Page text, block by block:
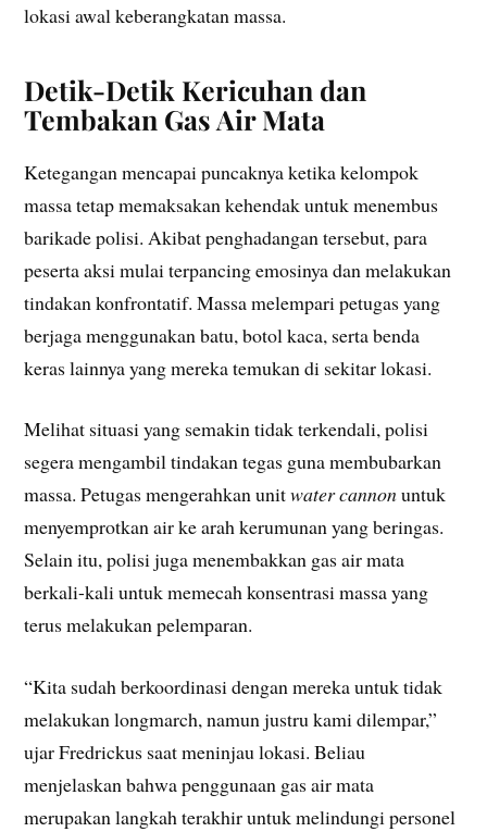
lokasi awal keberangkatan massa.
Detik-Detik Kericuhan dan
Tembakan Gas Air Mata
Ketegangan mencapai puncaknya ketika kelompok
massa tetap memaksakan kehendak untuk menembus
barikade polisi. Akibat penghadangan tersebut, para
peserta aksi mulai terpancing emosinya dan melakukan
tindakan konfrontatif. Massa melempari petugas yang
berjaga menggunakan batu, botol kaca, serta benda
keras lainnya yang mereka temukan di sekitar lokasi.
Melihat situasi yang semakin tidak terkendali, polisi
segera mengambil tindakan tegas guna membubarkan
massa. Petugas mengerahkan unitwater cannonuntuk
menyemprotkan air ke arah kerumunan yang beringas.
Selain itu, polisi juga menembakkan gas air mata
berkali-kali untuk memecah konsentrasi massa yang
terus melakukan pelemparan.
“Kita sudah berkoordinasi dengan mereka untuk tidak
melakukan longmarch, namun justru kami dilempar,”
ujar Fredrickus saat meninjau lokasi. Beliau
menjelaskan bahwa penggunaan gas air mata
merupakan langkah terakhir untuk melindungi personel